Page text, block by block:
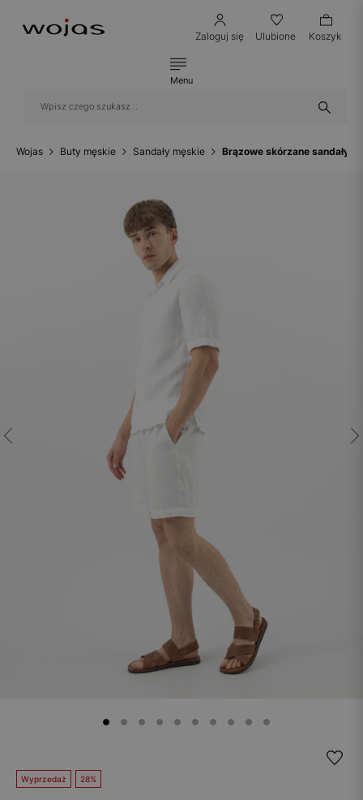
Zaloguj się Ulubione Koszyk
Menu
Wojas Buty męskie Sandały męskie Brązowe skórzane sandały
Wyprzedaż 28%